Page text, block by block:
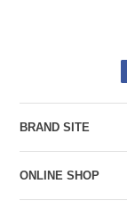
BRAND SITE
ONLINE SHOP